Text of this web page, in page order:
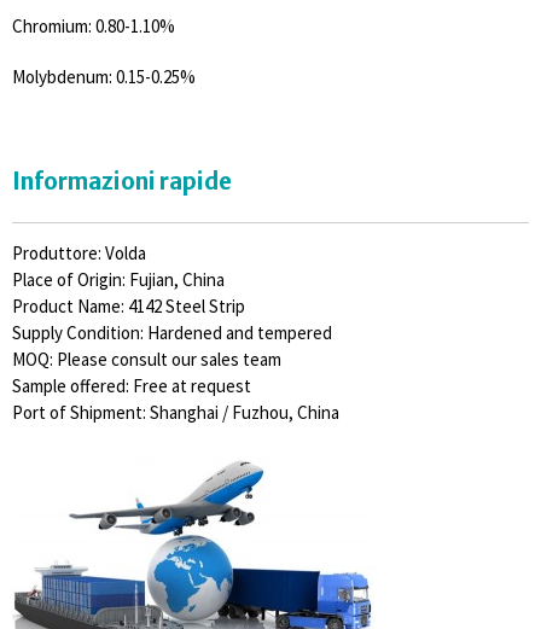
Chromium: 0.80-1.10%
Molybdenum: 0.15-0.25%
Informazioni rapide
Produttore: Volda
Place of Origin: Fujian, China
Product Name: 4142 Steel Strip
Supply Condition: Hardened and tempered
MOQ: Please consult our sales team
Sample offered: Free at request
Port of Shipment: Shanghai / Fuzhou, China